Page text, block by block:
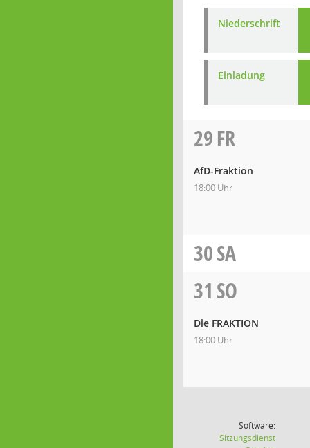
Niederschrift
Einladung
29FR
AfD-Fraktion
18:00 Uhr
30SA
31 SO
Die FRAKTION
18:00 Uhr
Software:
Sitzungsdienst